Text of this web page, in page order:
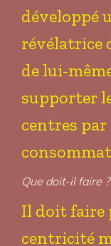
développé
révélatrice
de lui-
supporter
centres par
Que doit-il faire ?
Il doit faire
centricité